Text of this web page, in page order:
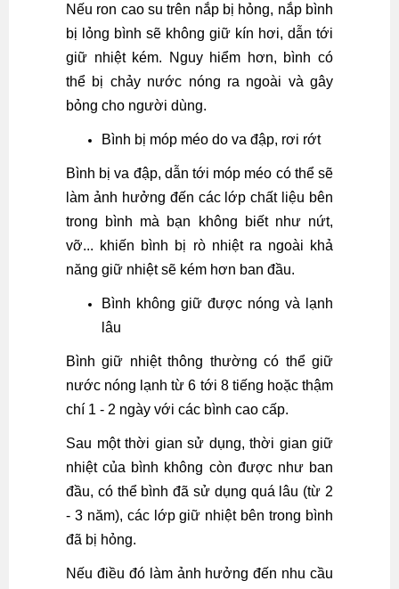
Nếu ron cao su trên nắp bị hỏng, nắp bình
bị lỏng bình sẽ không giữ kín hơi, dẫn tới
giữ nhiệt kém. Nguy hiểm hơn, bình có
thể bị chảy nước nóng ra ngoài và gây
bỏng cho người dùng.
Bình bị móp méo do va đập, rơi rớt
Bình bị va đập, dẫn tới móp méo có thể sẽ
làm ảnh hưởng đến các lớp chất liệu bên
trong bình mà bạn không biết như nứt,
vỡ... khiến bình bị rò nhiệt ra ngoài khả
năng giữ nhiệt sẽ kém hơn ban đầu.
Bình không giữ được nóng và lạnh
lâu
Bình giữ nhiệt thông thường có thể giữ
nước nóng lạnh từ 6 tới 8 tiếng hoặc thậm
chí 1 - 2 ngày với các bình cao cấp.
Sau một thời gian sử dụng, thời gian giữ
nhiệt của bình không còn được như ban
đầu, có thể bình đã sử dụng quá lâu (từ 2
- 3 năm), các lớp giữ nhiệt bên trong bình
đã bị hỏng.
Nếu điều đó làm ảnh hưởng đến nhu cầu